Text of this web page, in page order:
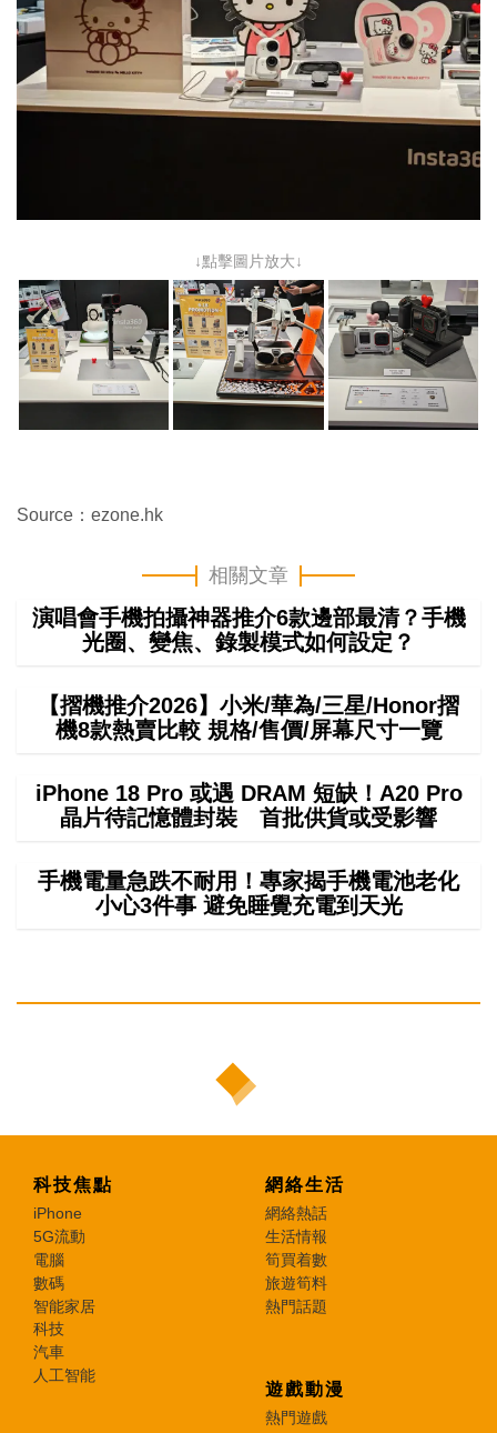
↓點擊圖片放大↓
Source：ezone.hk
相關文章
演唱會手機拍攝神器推介6款邊部最清？手機
光圈、變焦、錄製模式如何設定？
【摺機推介2026】小米/華為/三星/Honor摺
機8款熱賣比較 規格/售價/屏幕尺寸一覽
iPhone 18 Pro 或遇 DRAM 短缺！A20 Pro
晶片待記憶體封裝 首批供貨或受影響
手機電量急跌不耐用！專家揭手機電池老化
小心3件事 避免睡覺充電到天光
科技焦點
iPhone
5G流動
電腦
數碼
智能家居
科技
汽車
人工智能
網絡生活
網絡熱話
生活情報
筍買着數
旅遊筍料
熱門話題
遊戲動漫
熱門遊戲